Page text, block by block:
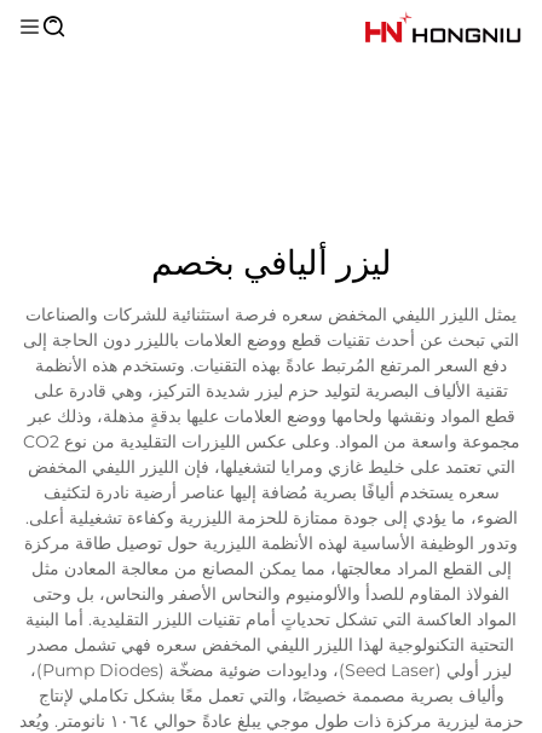
ليزر أليافي بخصم
يمثل الليزر الليفي المخفض سعره فرصة استثنائية للشركات والصناعات
التي تبحث عن أحدث تقنيات قطع ووضع العلامات بالليزر دون الحاجة إلى
دفع السعر المرتفع المُرتبط عادةً بهذه التقنيات. وتستخدم هذه الأنظمة
تقنية الألياف البصرية لتوليد حزم ليزر شديدة التركيز، وهي قادرة على
قطع المواد ونقشها ولحامها ووضع العلامات عليها بدقةٍ مذهلة، وذلك عبر
مجموعة واسعة من المواد. وعلى عكس الليزرات التقليدية من نوع CO2
التي تعتمد على خليط غازي ومرايا لتشغيلها، فإن الليزر الليفي المخفض
سعره يستخدم أليافًا بصرية مُضافة إليها عناصر أرضية نادرة لتكثيف
الضوء، ما يؤدي إلى جودة ممتازة للحزمة الليزرية وكفاءة تشغيلية أعلى.
وتدور الوظيفة الأساسية لهذه الأنظمة الليزرية حول توصيل طاقة مركزة
إلى القطع المراد معالجتها، مما يمكن المصانع من معالجة المعادن مثل
الفولاذ المقاوم للصدأ والألومنيوم والنحاس الأصفر والنحاس، بل وحتى
المواد العاكسة التي تشكل تحدياتٍ أمام تقنيات الليزر التقليدية. أما البنية
التحتية التكنولوجية لهذا الليزر الليفي المخفض سعره فهي تشمل مصدر
ليزر أولي (Seed Laser)، ودايودات ضوئية مضخّة (Pump Diodes)،
وألياف بصرية مصممة خصيصًا، والتي تعمل معًا بشكل تكاملي لإنتاج
حزمة ليزرية مركزة ذات طول موجي يبلغ عادةً حوالي ١٠٦٤ نانومتر. ويُعد